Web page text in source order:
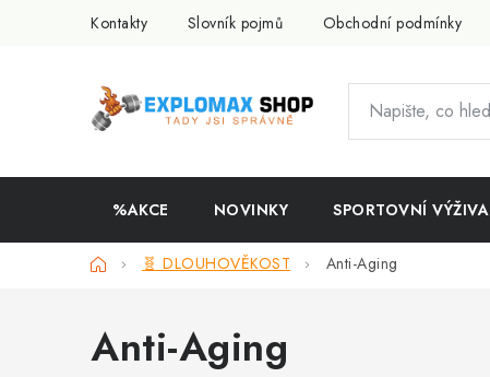
Kontakty Slovník pojmů Obchodní podmínky
%AKCE NOVINKY SPORTOVNÍ VÝŽIVA
Domů🧬 DLOUHOVĚKOST Anti-Aging
Anti-Aging